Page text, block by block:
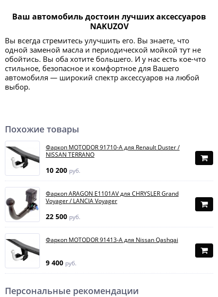
Ваш автомобиль достоин лучших аксессуаров
NAKUZOV
Вы всегда стремитесь улучшить его. Вы знаете, что
одной заменой масла и периодической мойкой тут не
обойтись. Вы оба хотите большего. И у нас есть кое-что
стильное, безопасное и комфортное для Вашего
автомобиля — широкий спектр аксессуаров на любой
выбор.
Похожие товары
Фаркоп MOTODOR 91710-A для Renault Duster /
NISSAN TERRANO
10 200 руб.
Фаркоп ARAGON E1101AV для CHRYSLER Grand
Voyager / LANCIA Voyager
22 500 руб.
Фаркоп MOTODOR 91413-A для Nissan Qashqai
9 400 руб.
Персональные рекомендации